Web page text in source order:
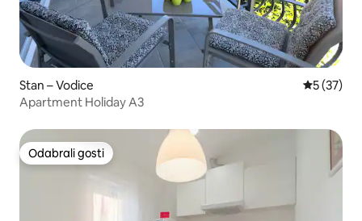
Stan – Vodice Prosječna
5 (37)
Apartment Holiday A3
Odabrali gosti
Odabrali gosti